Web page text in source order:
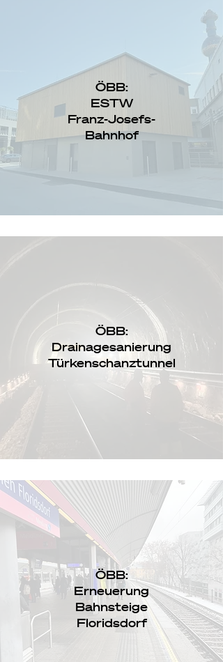
ÖBB:
ESTW
Franz-Josefs-
Bahnhof
ÖBB:
Drainagesanierung
Türkenschanztunnel
ÖBB:
Erneuerung
Bahnsteige
Floridsdorf